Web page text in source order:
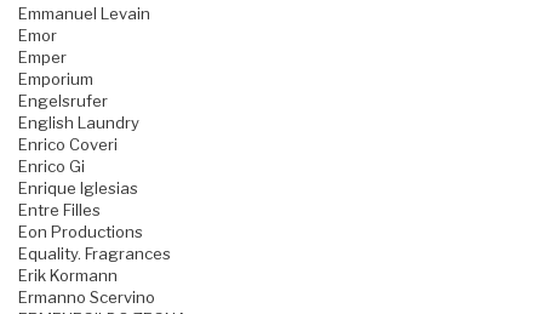
Emmanuel Levain
Emor
Emper
Emporium
Engelsrufer
English Laundry
Enrico Coveri
Enrico Gi
Enrique Iglesias
Entre Filles
Eon Productions
Equality. Fragrances
Erik Kormann
Ermanno Scervino